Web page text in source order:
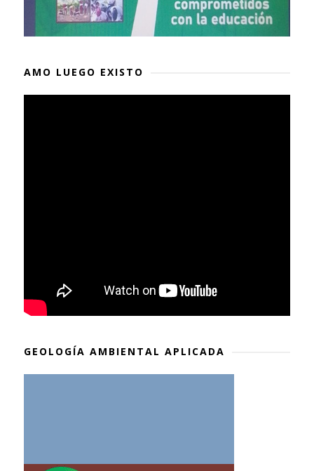
AMO LUEGO EXISTO
GEOLOGÍA AMBIENTAL APLICADA